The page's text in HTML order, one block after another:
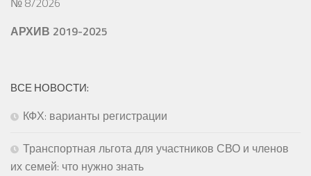
АРХИВ 2019-2025
ВСЕ НОВОСТИ:
КФХ: варианты регистрации
Транспортная льгота для участников СВО и членов
их семей: что нужно знать